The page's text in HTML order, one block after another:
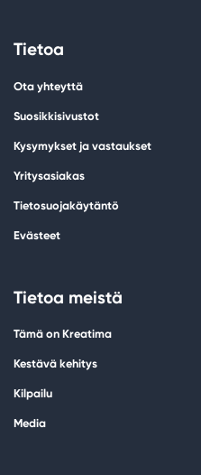
Tietoa
Ota yhteyttä
Suosikkisivustot
Kysymykset ja vastaukset
Yritysasiakas
Tietosuojakäytäntö
Evästeet
Tietoa meistä
Tämä on Kreatima
Kestävä kehitys
Kilpailu
Media